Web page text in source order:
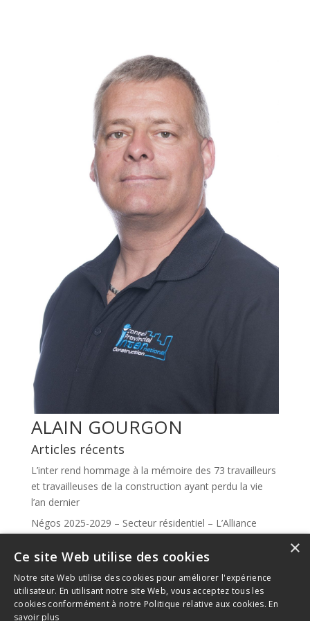
ALAIN GOURGON
Articles récents
L’inter rend hommage à la mémoire des 73 travailleurs
et travailleuses de la construction ayant perdu la vie
l’an dernier
Négos 2025-2029 – Secteur résidentiel – L’Alliance
Votre Interjournal 2025
Alexandre Leduc donne la voix à notre mémoire
Le comité des femmes de l’Inter et le MAC unissent
leur force.
×
Ce site Web utilise des cookies
Notre site Web utilise des cookies pour améliorer l'expérience
utilisateur. En utilisant notre site Web, vous acceptez tous les
cookies conformément à notre Politique relative aux cookies. En
savoir plus